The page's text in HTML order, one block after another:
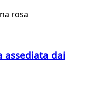
rosa
assediata dai